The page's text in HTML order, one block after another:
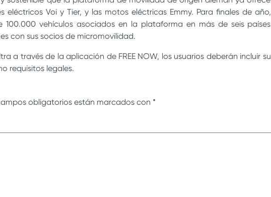
Voi y Tier, y las motos eléctricas Emmy. Para finales de año,
100.000 vehículos asociados en la plataforma en más de seis países
con sus socios de micromovilidad.
a través de la aplicación de FREE NOW, los usuarios deberán incluir su
requisitos legales.
obligatorios están marcados con *